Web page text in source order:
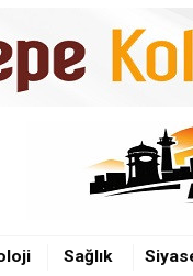
Sağlık
İş Kazası: Bir İşçi
Kamyonu TOKİ
İş Kazası: Bir İşçi